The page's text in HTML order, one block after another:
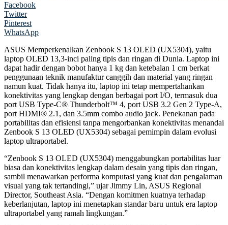
Facebook
Twitter
Pinterest
WhatsApp
ASUS Memperkenalkan Zenbook S 13 OLED (UX5304), yaitu
laptop OLED 13,3-inci paling tipis dan ringan di Dunia. Laptop ini
dapat hadir dengan bobot hanya 1 kg dan ketebalan 1 cm berkat
penggunaan teknik manufaktur canggih dan material yang ringan
namun kuat. Tidak hanya itu, laptop ini tetap mempertahankan
konektivitas yang lengkap dengan berbagai port I/O, termasuk dua
port USB Type-C® Thunderbolt™ 4, port USB 3.2 Gen 2 Type-A,
port HDMI® 2.1, dan 3.5mm combo audio jack. Penekanan pada
portabilitas dan efisiensi tanpa mengorbankan konektivitas menandai
Zenbook S 13 OLED (UX5304) sebagai pemimpin dalam evolusi
laptop ultraportabel.
“Zenbook S 13 OLED (UX5304) menggabungkan portabilitas luar
biasa dan konektivitas lengkap dalam desain yang tipis dan ringan,
sambil menawarkan performa komputasi yang kuat dan pengalaman
visual yang tak tertandingi,” ujar Jimmy Lin, ASUS Regional
Director, Southeast Asia. “Dengan komitmen kuatnya terhadap
keberlanjutan, laptop ini menetapkan standar baru untuk era laptop
ultraportabel yang ramah lingkungan.”